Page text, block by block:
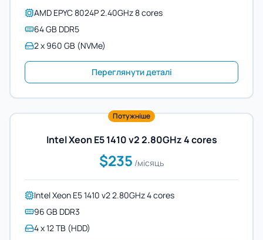
AMD EPYC 8024P 2.40GHz 8 cores
64 GB DDR5
2 x 960 GB (NVMe)
Переглянути деталі
Потужніше
Intel Xeon E5 1410 v2 2.80GHz 4 cores
$235 /місяць
Intel Xeon E5 1410 v2 2.80GHz 4 cores
96 GB DDR3
4 x 12 TB (HDD)